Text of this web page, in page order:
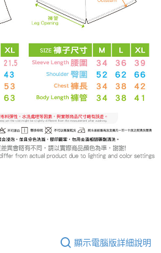
顯示電腦版詳細說明